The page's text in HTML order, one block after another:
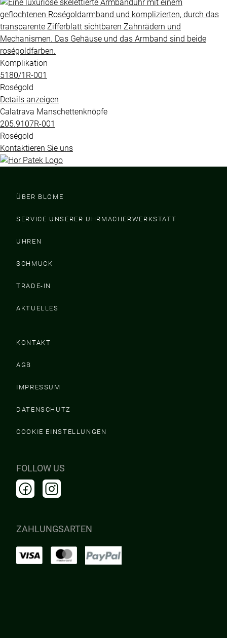
Komplikation
5180​/1R​-001
Roségold
Details anzeigen
Calatrava Manschettenknöpfe
205.9107R​-001
Roségold
Kontaktieren Sie uns
ÜBER BLOME
SERVICE UNSERER UHRMACHERWERKSTATT
UHREN
SCHMUCK
TRADE-IN
AKTUELLES
KONTAKT
AGB
IMPRESSUM
DATENSCHUTZ
COOKIE EINSTELLUNGEN
FOLLOW US
ZAHLUNGSARTEN